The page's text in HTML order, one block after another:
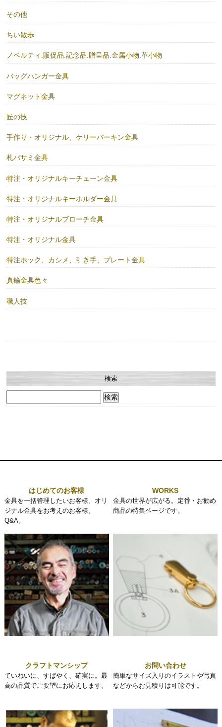
その他
ちい散歩
ノベルティ.販促品.記念品.贈呈品.金属小物.革小物
バッグハンガー金具
マグネット金具
匠の技
手作り・オリジナル、ケリーバーキン金具
札バサミ金具
特注・オリジナルキーチェーン金具
特注・オリジナルキーホルダー金具
特注・オリジナルブローチ金具
特注・オリジナル金具
特注ホック、カシメ、引き手、プレート金具
真鍮金具色々
職人技
検索
索:
はじめてのお客様
金具を一括管理したいお客様。オリ
ジナル金具をお考えのお客様。
Q&A。
WORKS
金具の世界が広がる。定番・お勧め
商品の特集ページです。
クラフトマンシップ
ていねいに、すばやく、確実に。最
高の品質でご要望にお応えします。
お問い合わせ
簡単なサイズ入りのイラストや写真
などからお見積りは可能です。